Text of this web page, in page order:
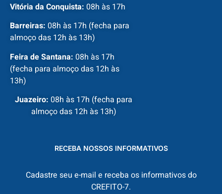
Vitória da Conquista: 08h às 17h
Barreiras: 08h às 17h (fecha para
almoço das 12h às 13h)
Feira de Santana: 08h às 17h
(fecha para almoço das 12h às
13h)
Juazeiro: 08h às 17h (fecha para
almoço das 12h às 13h)
RECEBA NOSSOS INFORMATIVOS
Cadastre seu e-mail e receba os informativos do
CREFITO-7.